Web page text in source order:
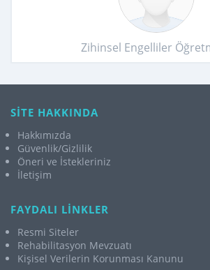
Zihinsel Engelliler
SİTE HAKKINDA
Hakkımızda
Güvenlik/Gizlilik
Öneri ve İstekleriniz
İletişim
FAYDALI LİNKLER
Resmi Siteler
Rehabilitasyon Mevzuatı
Kişisel Verilerin Korunması Kanunu